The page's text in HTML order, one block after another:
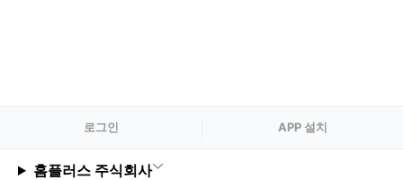
로그인 APP 설치
홈플러스 주식회사